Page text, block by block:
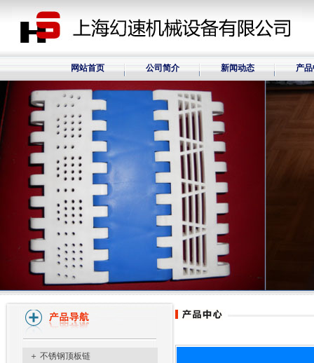
网站首页 公司简介 新闻动态 产
＋ 不锈钢顶板链